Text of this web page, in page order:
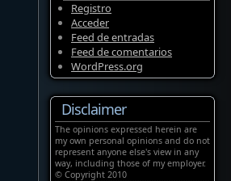
Registro
Acceder
Feed de entradas
Feed de comentarios
WordPress.org
Disclaimer
The opinions expressed herein are
my own personal opinions and do not
represent anyone else's view in any
way, including those of my employer.
© Copyright 2010